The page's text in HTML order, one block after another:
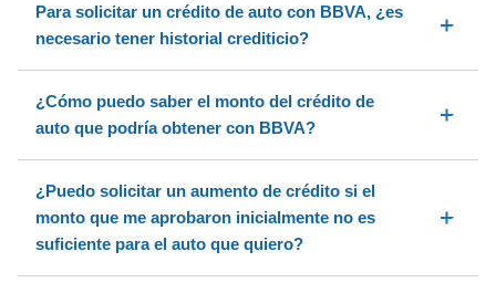
Para solicitar un crédito de auto con BBVA, ¿es
necesario tener historial crediticio?
¿Cómo puedo saber el monto del crédito de
auto que podría obtener con BBVA?
¿Puedo solicitar un aumento de crédito si el
monto que me aprobaron inicialmente no es
suficiente para el auto que quiero?